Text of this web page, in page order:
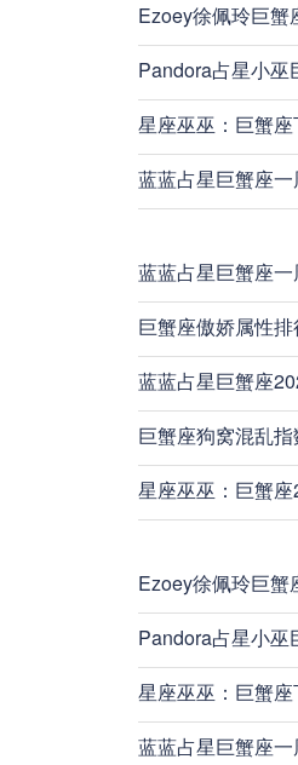
Ezoey徐佩玲巨蟹
Pandora占星小巫
星座巫巫：巨蟹座
蓝蓝占星巨蟹座一
蓝蓝占星巨蟹座一
巨蟹座傲娇属性
蓝蓝占星巨蟹座
巨蟹座狗窝混乱指
星座巫巫：巨蟹
Ezoey徐佩玲巨
Pandora占星小巫
星座巫巫：巨蟹座
蓝蓝占星巨蟹座一